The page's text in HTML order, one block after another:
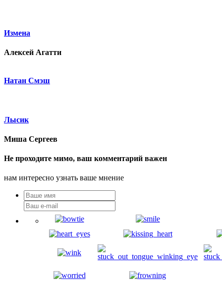
Измена
Алексей Агатти
Натан Смэш
Лысик
Миша Сергеев
Не проходите мимо, ваш комментарий важен
нам интересно узнать ваше мнение